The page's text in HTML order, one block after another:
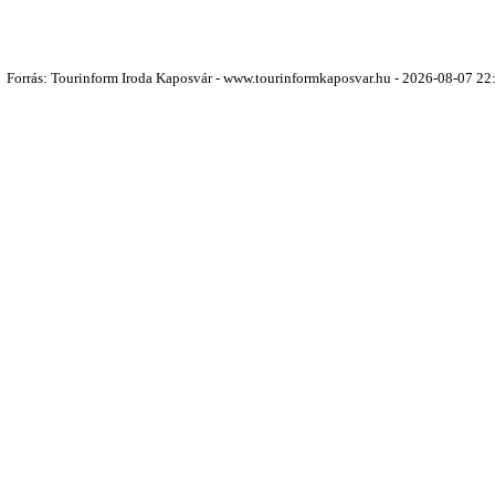
Forrás: Tourinform Iroda Kaposvár - www.tourinformkaposvar.hu - 2026-08-07